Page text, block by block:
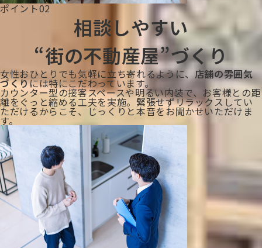
ポイント02
相談しやすい
“街の不動産屋”づくり
女性おひとりでも気軽に立ち寄れるように、店舗の雰囲気
づくりには特にこだわっています。
カウンター型の接客スペースや明るい内装で、お客様との距
離をぐっと縮める工夫を実施。緊張せずリラックスしてい
ただけるからこそ、じっくりと本音をお聞かせいただけま
す。